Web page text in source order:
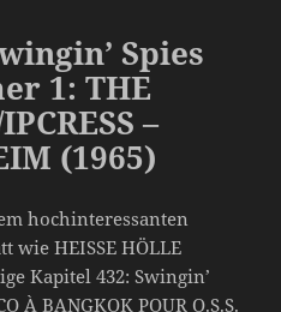
Spies
1: THE
–
(1965)
hochinteressanten
wie HEISSE HÖLLE
Kapitel 432: Swingin’
À BANGKOK POUR O.S.S.